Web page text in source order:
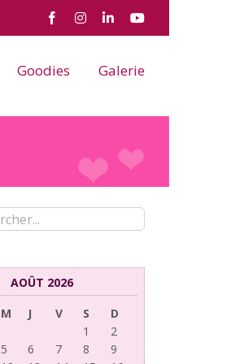
FacebookInstagram
LinkedInYouTube
Goodies Galerie
AOÛT 2026
M J V S
D
1
2
5 6 7 8
9